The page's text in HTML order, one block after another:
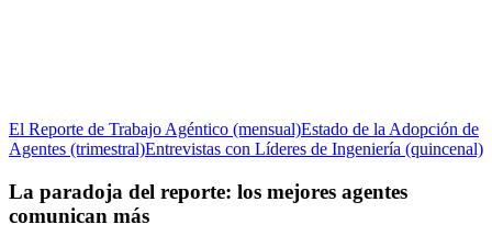
El Reporte de Trabajo Agéntico (mensual)Estado de la Adopción de
Agentes (trimestral)Entrevistas con Líderes de Ingeniería (quincenal)
La paradoja del reporte: los mejores agentes
comunican más